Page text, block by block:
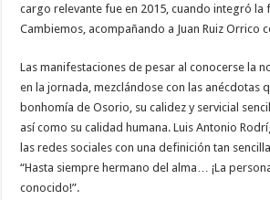
cargo relevante fue en 2015, cuando integró la
Cambiemos, acompañando a Juan Ruiz Orrico
Las manifestaciones de pesar al conocerse la
en la jornada, mezclándose con las anécdotas
bonhomía de Osorio, su calidez y servicial
así como su calidad humana. Luis Antonio
las redes sociales con una definición tan
“Hasta siempre hermano del alma… ¡La
conocido!”.